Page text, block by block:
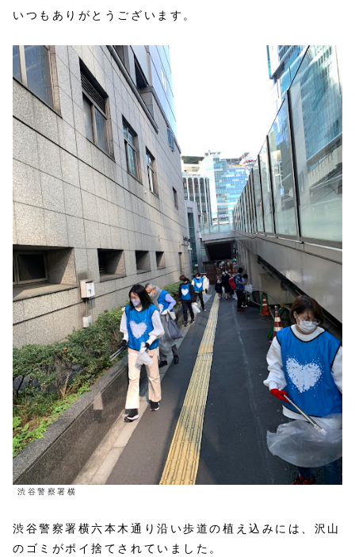
いつもありがとうございます。
渋谷警察署横
渋谷警察署横六本木通り沿い歩道の植え込みには、沢山
のゴミがポイ捨てされていました。